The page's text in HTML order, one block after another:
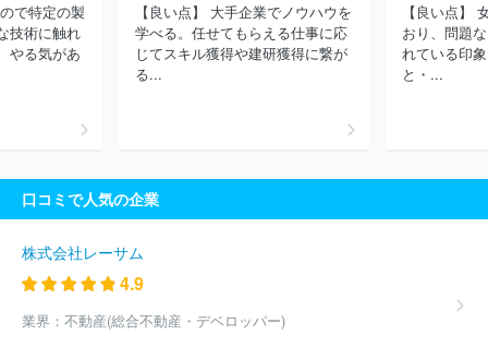
株式会社サニーサイドアップグループ
株式会社ジェイック
ディ
ップ株式会社
株式会社リクルートメディカルキャリア
三菱ケミ
カルシステム株式会社
株式会社フロンティアインターナショナル
ディングス
三菱電機エンジニアリング株式
ーナショナルグループ株式会社
京西テクノス株式会社
株式会社
シグマクシス・ホールディングス
株式会社パソナグループ
社丸井グループ
株式会社ケーユーホールディングス
トシステム株式会社
株式会社コー
セーホールディングス
ＡＫＫＯＤｉＳコンサルティング株式会社
で特定の製
技術に触れ
やる気があ
【良い点】 大手企業でノウハウを
学べる。任せてもらえる仕事に応
じてスキル獲得や建研獲得に繋が
る...
【良い点】
おり、問題
れている印
と・...
口コミで人気の企業
株式会社レーサム
4.9
業界： 不動産(総合不動産・デベロッパー)